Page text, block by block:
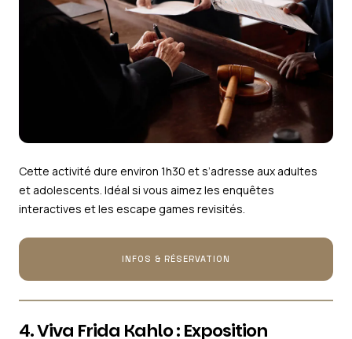
Cette activité dure environ 1h30 et s’adresse aux adultes
et adolescents. Idéal si vous aimez les enquêtes
interactives et les escape games revisités.
INFOS & RÉSERVATION
4. Viva Frida Kahlo : Exposition